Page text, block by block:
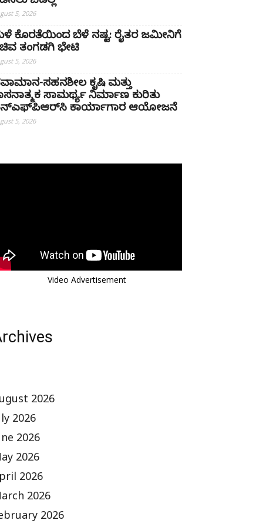
5, 2026
ಕೊರತೆಯಿಂದ ಬೆಳೆ ನಷ್ಟ: ರೈತರ ಜಮೀನಿಗೆ
ತಂಗಡಗಿ ಭೇಟಿ
5, 2026
ಸಹನಶೀಲ ಕೃಷಿ ಮತ್ತು
ಸಾಮರ್ಥ್ಯ ನಿರ್ಮಾಣ ಕುರಿತು
ಕಾರ್ಯಾಗಾರ ಆಯೋಜನೆ
5, 2026
Video Advertisement
2026
2026
2026
2026
2026
2026
2026